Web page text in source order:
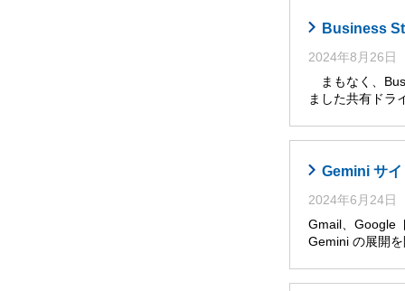
Business
2024年8月26日
まもなく、
ました共有ドラ
Gemini サ
2024年6月24日
Gmail、Google
Gemini の展開